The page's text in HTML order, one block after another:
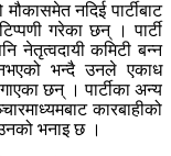
नदिई पार्टीबाट
गरेका छन् । पार्टी
नेतृत्वदायी कमिटी बन्न
भन्दै उनले एकाध
छन् । पार्टीका अन्य
कारबाहीको
भनाइ छ ।